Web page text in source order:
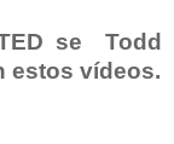
se Todd
estos vídeos.